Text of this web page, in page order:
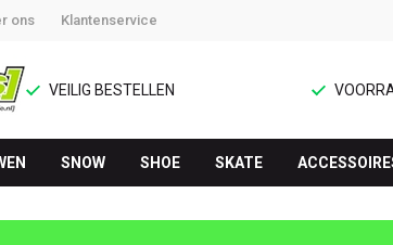
ons Klantenservice
VEILIG BESTELLEN
SNOW SHOE SKATE